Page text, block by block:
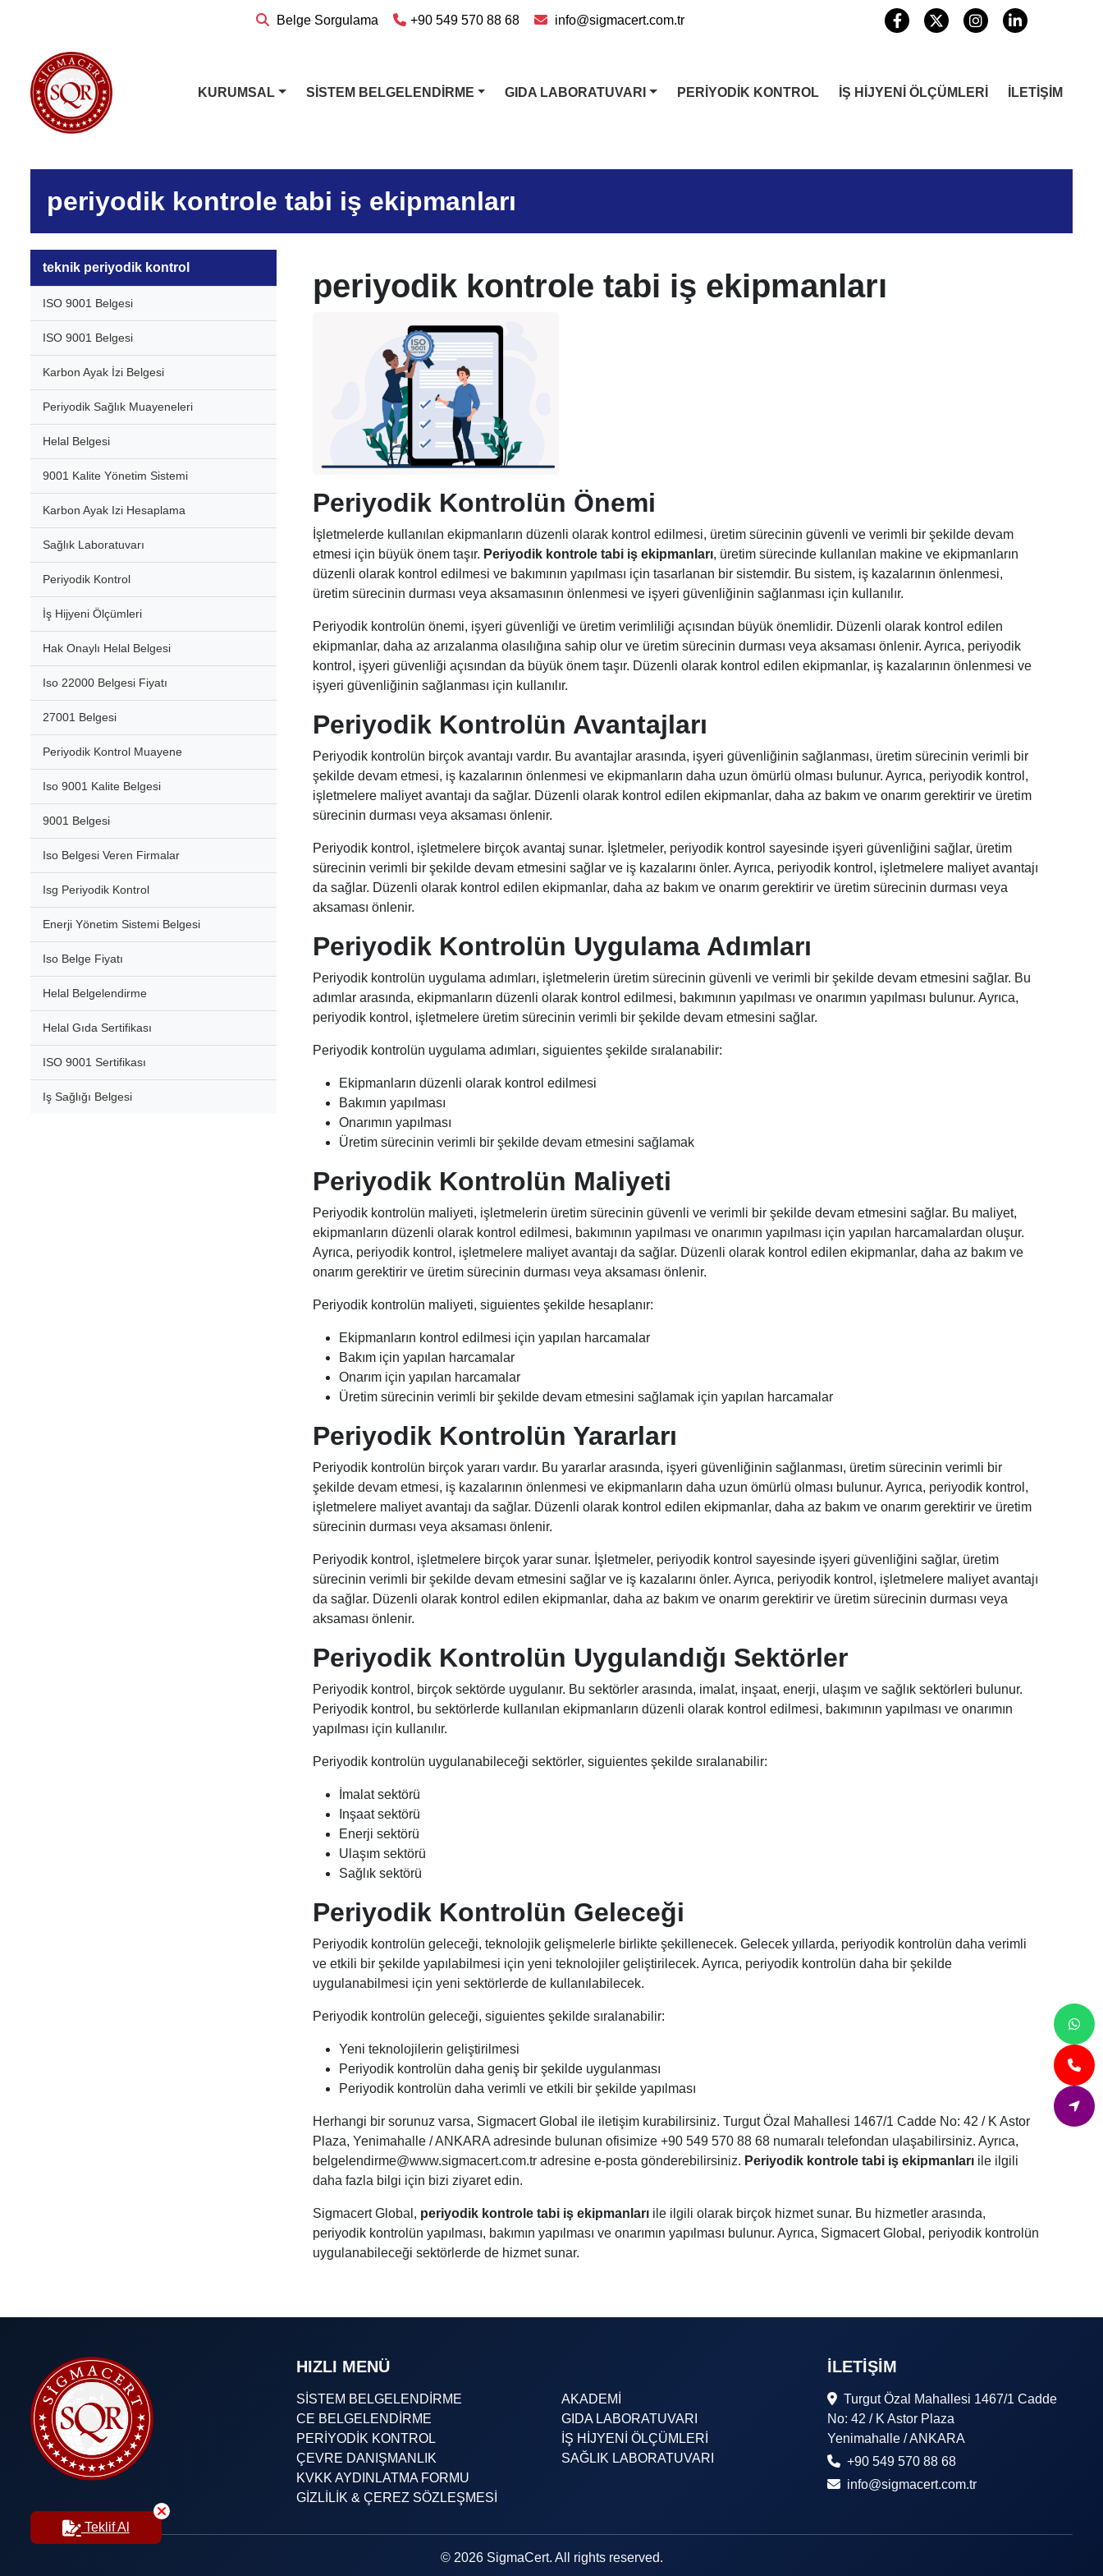
Belge Sorgulama +90 549 570 88 68 info@sigmacert.com.tr
KURUMSAL SİSTEM BELGELENDİRME GIDA LABORATUVARI PERİYODİK KONTROL İŞ HİJYENİ ÖLÇÜMLERİ İLETİŞİM
periyodik kontrole tabi iş ekipmanları
teknik periyodik kontrol
ISO 9001 Belgesi
ISO 9001 Belgesi
Karbon Ayak İzi Belgesi
Periyodik Sağlık Muayeneleri
Helal Belgesi
9001 Kalite Yönetim Sistemi
Karbon Ayak Izi Hesaplama
Sağlık Laboratuvarı
Periyodik Kontrol
İş Hijyeni Ölçümleri
Hak Onaylı Helal Belgesi
Iso 22000 Belgesi Fiyatı
27001 Belgesi
Periyodik Kontrol Muayene
Iso 9001 Kalite Belgesi
9001 Belgesi
Iso Belgesi Veren Firmalar
Isg Periyodik Kontrol
Enerji Yönetim Sistemi Belgesi
Iso Belge Fiyatı
Helal Belgelendirme
Helal Gıda Sertifikası
ISO 9001 Sertifikası
Iş Sağlığı Belgesi
periyodik kontrole tabi iş ekipmanları
Periyodik Kontrolün Önemi
İşletmelerde kullanılan ekipmanların düzenli olarak kontrol edilmesi, üretim sürecinin güvenli ve verimli bir şekilde devam
etmesi için büyük önem taşır. Periyodik kontrole tabi iş ekipmanları, üretim sürecinde kullanılan makine ve ekipmanların
düzenli olarak kontrol edilmesi ve bakımının yapılması için tasarlanan bir sistemdir. Bu sistem, iş kazalarının önlenmesi,
üretim sürecinin durması veya aksamasının önlenmesi ve işyeri güvenliğinin sağlanması için kullanılır.
Periyodik kontrolün önemi, işyeri güvenliği ve üretim verimliliği açısından büyük önemlidir. Düzenli olarak kontrol edilen
ekipmanlar, daha az arızalanma olasılığına sahip olur ve üretim sürecinin durması veya aksaması önlenir. Ayrıca, periyodik
kontrol, işyeri güvenliği açısından da büyük önem taşır. Düzenli olarak kontrol edilen ekipmanlar, iş kazalarının önlenmesi ve
işyeri güvenliğinin sağlanması için kullanılır.
Periyodik Kontrolün Avantajları
Periyodik kontrolün birçok avantajı vardır. Bu avantajlar arasında, işyeri güvenliğinin sağlanması, üretim sürecinin verimli bir
şekilde devam etmesi, iş kazalarının önlenmesi ve ekipmanların daha uzun ömürlü olması bulunur. Ayrıca, periyodik kontrol,
işletmelere maliyet avantajı da sağlar. Düzenli olarak kontrol edilen ekipmanlar, daha az bakım ve onarım gerektirir ve üretim
sürecinin durması veya aksaması önlenir.
Periyodik kontrol, işletmelere birçok avantaj sunar. İşletmeler, periyodik kontrol sayesinde işyeri güvenliğini sağlar, üretim
sürecinin verimli bir şekilde devam etmesini sağlar ve iş kazalarını önler. Ayrıca, periyodik kontrol, işletmelere maliyet avantajı
da sağlar. Düzenli olarak kontrol edilen ekipmanlar, daha az bakım ve onarım gerektirir ve üretim sürecinin durması veya
aksaması önlenir.
Periyodik Kontrolün Uygulama Adımları
Periyodik kontrolün uygulama adımları, işletmelerin üretim sürecinin güvenli ve verimli bir şekilde devam etmesini sağlar. Bu
adımlar arasında, ekipmanların düzenli olarak kontrol edilmesi, bakımının yapılması ve onarımın yapılması bulunur. Ayrıca,
periyodik kontrol, işletmelere üretim sürecinin verimli bir şekilde devam etmesini sağlar.
Periyodik kontrolün uygulama adımları, siguientes şekilde sıralanabilir:
Ekipmanların düzenli olarak kontrol edilmesi
Bakımın yapılması
Onarımın yapılması
Üretim sürecinin verimli bir şekilde devam etmesini sağlamak
Periyodik Kontrolün Maliyeti
Periyodik kontrolün maliyeti, işletmelerin üretim sürecinin güvenli ve verimli bir şekilde devam etmesini sağlar. Bu maliyet,
ekipmanların düzenli olarak kontrol edilmesi, bakımının yapılması ve onarımın yapılması için yapılan harcamalardan oluşur.
Ayrıca, periyodik kontrol, işletmelere maliyet avantajı da sağlar. Düzenli olarak kontrol edilen ekipmanlar, daha az bakım ve
onarım gerektirir ve üretim sürecinin durması veya aksaması önlenir.
Periyodik kontrolün maliyeti, siguientes şekilde hesaplanır:
Ekipmanların kontrol edilmesi için yapılan harcamalar
Bakım için yapılan harcamalar
Onarım için yapılan harcamalar
Üretim sürecinin verimli bir şekilde devam etmesini sağlamak için yapılan harcamalar
Periyodik Kontrolün Yararları
Periyodik kontrolün birçok yararı vardır. Bu yararlar arasında, işyeri güvenliğinin sağlanması, üretim sürecinin verimli bir
şekilde devam etmesi, iş kazalarının önlenmesi ve ekipmanların daha uzun ömürlü olması bulunur. Ayrıca, periyodik kontrol,
işletmelere maliyet avantajı da sağlar. Düzenli olarak kontrol edilen ekipmanlar, daha az bakım ve onarım gerektirir ve üretim
sürecinin durması veya aksaması önlenir.
Periyodik kontrol, işletmelere birçok yarar sunar. İşletmeler, periyodik kontrol sayesinde işyeri güvenliğini sağlar, üretim
sürecinin verimli bir şekilde devam etmesini sağlar ve iş kazalarını önler. Ayrıca, periyodik kontrol, işletmelere maliyet avantajı
da sağlar. Düzenli olarak kontrol edilen ekipmanlar, daha az bakım ve onarım gerektirir ve üretim sürecinin durması veya
aksaması önlenir.
Periyodik Kontrolün Uygulandığı Sektörler
Periyodik kontrol, birçok sektörde uygulanır. Bu sektörler arasında, imalat, inşaat, enerji, ulaşım ve sağlık sektörleri bulunur.
Periyodik kontrol, bu sektörlerde kullanılan ekipmanların düzenli olarak kontrol edilmesi, bakımının yapılması ve onarımın
yapılması için kullanılır.
Periyodik kontrolün uygulanabileceği sektörler, siguientes şekilde sıralanabilir:
İmalat sektörü
Inşaat sektörü
Enerji sektörü
Ulaşım sektörü
Sağlık sektörü
Periyodik Kontrolün Geleceği
Periyodik kontrolün geleceği, teknolojik gelişmelerle birlikte şekillenecek. Gelecek yıllarda, periyodik kontrolün daha verimli
ve etkili bir şekilde yapılabilmesi için yeni teknolojiler geliştirilecek. Ayrıca, periyodik kontrolün daha bir şekilde
uygulanabilmesi için yeni sektörlerde de kullanılabilecek.
Periyodik kontrolün geleceği, siguientes şekilde sıralanabilir:
Yeni teknolojilerin geliştirilmesi
Periyodik kontrolün daha geniş bir şekilde uygulanması
Periyodik kontrolün daha verimli ve etkili bir şekilde yapılması
Herhangi bir sorunuz varsa, Sigmacert Global ile iletişim kurabilirsiniz. Turgut Özal Mahallesi 1467/1 Cadde No: 42 / K Astor
Plaza, Yenimahalle / ANKARA adresinde bulunan ofisimize +90 549 570 88 68 numaralı telefondan ulaşabilirsiniz. Ayrıca,
belgelendirme@www.sigmacert.com.tr adresine e-posta gönderebilirsiniz. Periyodik kontrole tabi iş ekipmanlarıile ilgili
daha fazla bilgi için bizi ziyaret edin.
Sigmacert Global, periyodik kontrole tabi iş ekipmanlarıile ilgili olarak birçok hizmet sunar. Bu hizmetler arasında,
periyodik kontrolün yapılması, bakımın yapılması ve onarımın yapılması bulunur. Ayrıca, Sigmacert Global, periyodik kontrolün
uygulanabileceği sektörlerde de hizmet sunar.
HIZLI MENÜ
SİSTEM BELGELENDİRME
CE BELGELENDİRME
PERİYODİK KONTROL
ÇEVRE DANIŞMANLIK
KVKK AYDINLATMA FORMU
GİZLİLİK & ÇEREZ SÖZLEŞMESİ
AKADEMİ
GIDA LABORATUVARI
İŞ HİJYENİ ÖLÇÜMLERİ
SAĞLIK LABORATUVARI
İLETIŞIM
Turgut Özal Mahallesi 1467/1 Cadde
No: 42 / K Astor Plaza
Yenimahalle / ANKARA
+90 549 570 88 68
info@sigmacert.com.tr
© 2026 SigmaCert. All rights reserved.
Teklif Al